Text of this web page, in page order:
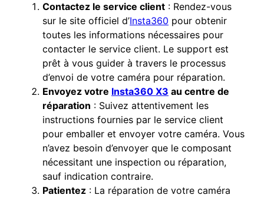
Contactez le service client : Rendez-vous
sur le site officiel d’Insta360 pour obtenir
toutes les informations nécessaires pour
contacter le service client. Le support est
prêt à vous guider à travers le processus
d’envoi de votre caméra pour réparation.
Envoyez votre Insta360 X3 au centre de
réparation : Suivez attentivement les
instructions fournies par le service client
pour emballer et envoyer votre caméra. Vous
n’avez besoin d’envoyer que le composant
nécessitant une inspection ou réparation,
sauf indication contraire.
Patientez : La réparation de votre caméra